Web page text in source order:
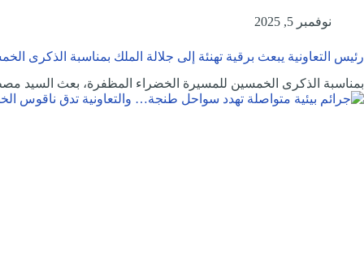
نوفمبر 5, 2025
رئيس التعاونية يبعث برقية تهنئة إلى جلالة الملك بمناسبة الذكرى
بمناسبة الذكرى الخمسين للمسيرة الخضراء المظفرة، بعث السيد